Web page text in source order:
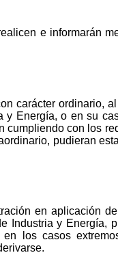
e informarán
carácter ordinario,
y Energía, o en su
cumpliendo con los
pudieran
en aplicación
Industria y Energía,
los casos